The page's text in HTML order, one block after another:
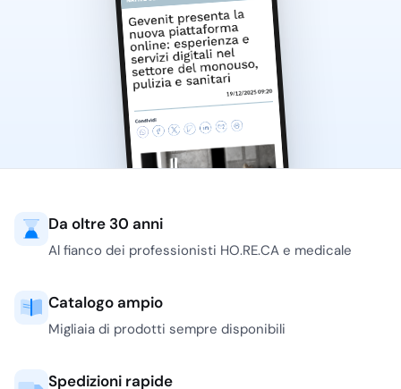
e classificazione del
prodotto. La presenza di
articoli registrati come
aiuta a inserire il
prodotto corretto nelle
procedure interne,
soprattutto dove le
attività di sanificazione
tracciabili e ripetibili.
Tra le referenze più
Ambiente, soluzione
disinfettante per
superfici dure in formato
soluzione antisettica a
Da oltre 30 anni
Al fianco dei professionisti HO.RE.CA e medicale
Catalogo ampio
Migliaia di prodotti sempre disponibili
Spedizioni rapide